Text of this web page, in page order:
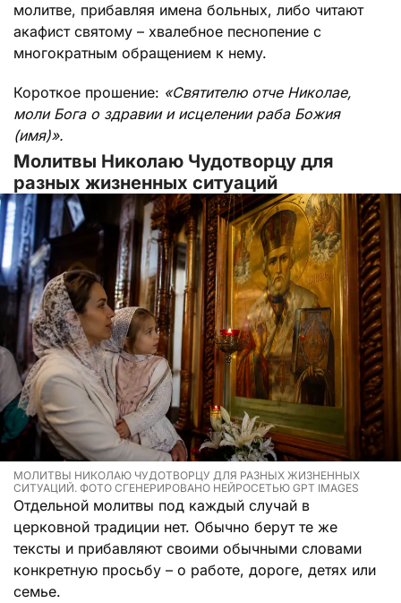
молитве, прибавляя имена больных, либо читают
акафист святому – хвалебное песнопение с
многократным обращением к нему.
Короткое прошение: «Святителю отче Николае,
моли Бога о здравии и исцелении раба Божия
(имя)».
Молитвы Николаю Чудотворцу для
разных жизненных ситуаций
МОЛИТВЫ НИКОЛАЮ ЧУДОТВОРЦУ ДЛЯ РАЗНЫХ ЖИЗНЕННЫХ
СИТУАЦИЙ. ФОТО СГЕНЕРИРОВАНО НЕЙРОСЕТЬЮ GPT IMAGES
Отдельной молитвы под каждый случай в
церковной традиции нет. Обычно берут те же
тексты и прибавляют своими обычными словами
конкретную просьбу – о работе, дороге, детях или
семье.